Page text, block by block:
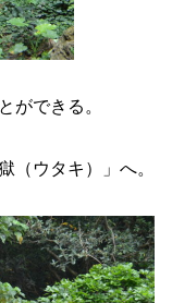
ができる。
（ウタキ）」へ。